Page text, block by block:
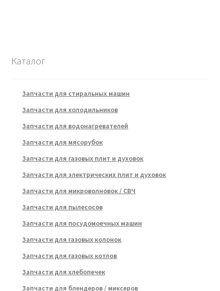
Каталог
Запчасти для стиральных машин
Запчасти для холодильников
Запчасти для водонагревателей
Запчасти для мясорубок
Запчасти для газовых плит и духовок
Запчасти для электрических плит и духовок
Запчасти для микроволновок / СВЧ
Запчасти для пылесосов
Запчасти для посудомоечных машин
Запчасти для газовых колонок
Запчасти для газовых котлов
Запчасти для хлебопечек
Запчасти для блендеров / миксеров